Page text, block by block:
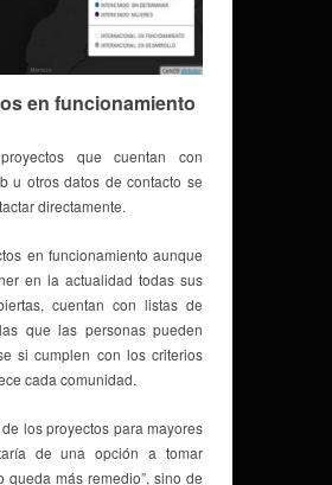
en funcionamiento
que cuentan con
u otros datos de contacto se
directamente.
en funcionamiento aunque
en la actualidad todas sus
cuentan con listas de
que las personas pueden
si cumplen con los criterios
cada comunidad.
los proyectos para mayores
de una opción a tomar
queda más remedio”, sino de